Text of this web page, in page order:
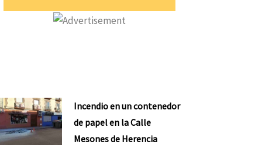
Incendio en un contenedor
de papel en la Calle
Mesones de Herencia